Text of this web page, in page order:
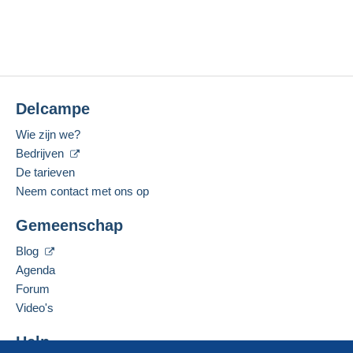
berechtigen nur zur Reklamation, falls vor der
müssen Reklamationen bei offen zutage
Zustellung der Lose beim Versteigerer eingegangen
Bei anerkannten Reklamationen hat der Käufer
sei es aus Verzug, Unmöglichkeit der Leistung,
Delcampe
Wie zijn we?
Bedrijven
De tarieven
Neem contact met ons op
Gemeenschap
Blog
Agenda
Forum
Video's
Help